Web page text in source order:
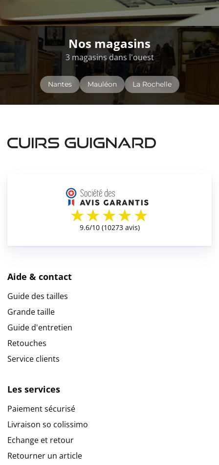
Nos magasins
3 magasins dans l'ouest
Nantes Mauléon La Rochelle
Aide & contact
Guide des tailles
Grande taille
Guide d'entretien
Retouches
Service clients
Les services
Paiement sécurisé
Livraison so colissimo
Echange et retour
Retourner un article